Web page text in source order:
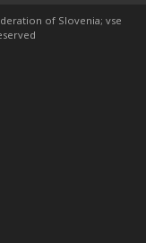
of Slovenia; vse